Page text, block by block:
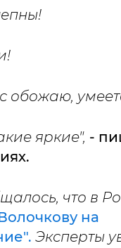
обожаю,
яркие", -
что в
на
Эксперты